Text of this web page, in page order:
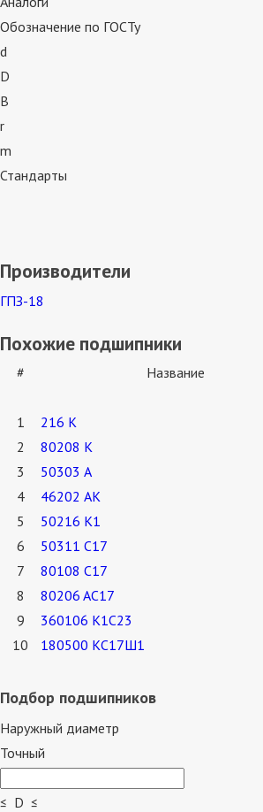
Обозначение по ГОСТу
d
D
B
r
m
Стандарты
Производители
ГПЗ-18
Похожие подшипники
# Название
1
216 К
2
80208 К
3
50303 А
4
46202 АК
5
50216 К1
6
50311 С17
7
80108 С17
8
80206 AC17
9
360106 К1С23
10
180500 КС17Ш1
Подбор подшипников
Наружный диаметр
Точный
≤ D ≤